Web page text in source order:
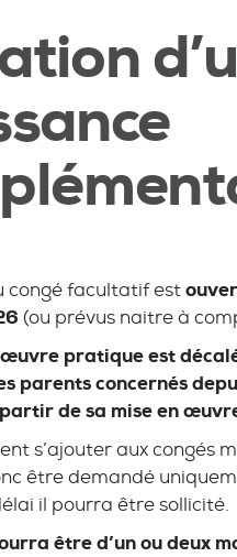
congé facultatif est
(ou prévus naitre à
œuvre pratique est
parents concernés
de sa mise en
s’ajouter aux congés
être demandé
il pourra être sollicité.
être d’un ou deux